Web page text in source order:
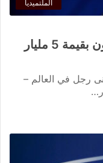
الملتميديا
جيف بيزوس يبيع من أسهم أمازون بقيمة 5 مليار
رجل في العالم –